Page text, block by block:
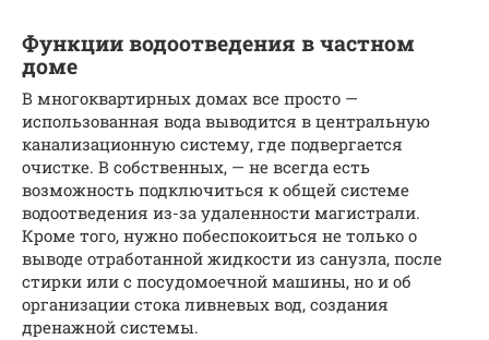
Функции водоотведения в частном
доме
В многоквартирных домах все просто —
использованная вода выводится в центральную
канализационную систему, где подвергается
очистке. В собственных, — не всегда есть
возможность подключиться к общей системе
водоотведения из-за удаленности магистрали.
Кроме того, нужно побеспокоиться не только о
выводе отработанной жидкости из санузла, после
стирки или с посудомоечной машины, но и об
организации стока ливневых вод, создания
дренажной системы.